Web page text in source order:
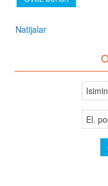
Natijalar